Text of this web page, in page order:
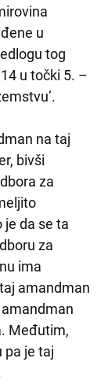
u
tog
u točki 5. –
na taj
bivši
za
da se ta
za
ima
amandman
Međutim,
pa je taj